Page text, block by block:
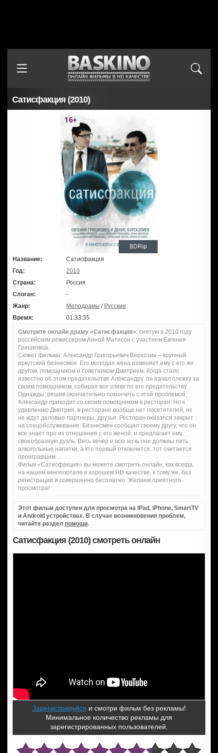
Сатисфакция (2010)
BDRip
Название:
Сатисфакция
Год:
2010
Страна:
Россия
Слоган:
-
Жанр:
Мелодрамы / Русские
Время:
01:33:35
Смотрите онлайн драму «Сатисфакция» , снятую в 2010 году
российским режиссером Анной Матисон с участием Евгения
Гришковца.
Сюжет фильма: Александр Григорьевич Верхозин – крупный
иркутский бизнесмен. Его молодая жена изменяет ему с его же
другом, помощником и советником Дмитрием. Когда стало
известно об этом предательстве Александру, он начал слежку за
своим помощником, собирая все улики по его предательству.
Однажды, решив окончательно покончить с этой проблемой,
Александр приходит со своим помощником в ресторан. Но к
удивлению Дмитрия, в ресторане вообще нет посетителей, их
не ждут деловые партнеры, друзья. Ресторан оказался закрыт
на спецобслуживание. Бизнесмен сообщил своему другу, что он
все знает про их отношения с его женой, и предлагает ему
своеобразную дуэль. Весь вечер и всю ночь они должны пить
алкогольные напитки, а кто первый отключится, тот считается
проигравшим…
Фильм «Сатисфакция» вы можете смотреть онлайн, как всегда,
на нашем кинопортале в хорошем HD качестве, к тому же, без
регистрации и совершенно бесплатно. Желаем приятного
просмотра!
Этот фильм доступен для просмотра на iPad, iPhone, SmartTV
и Android устройствах. В случае возникновения проблем,
читайте раздел помощи.
Сатисфакция (2010) смотреть онлайн
Зарегистрируйся и смотри фильм без рекламы!
Минимальное количество рекламы для
зарегистрированных пользователей.